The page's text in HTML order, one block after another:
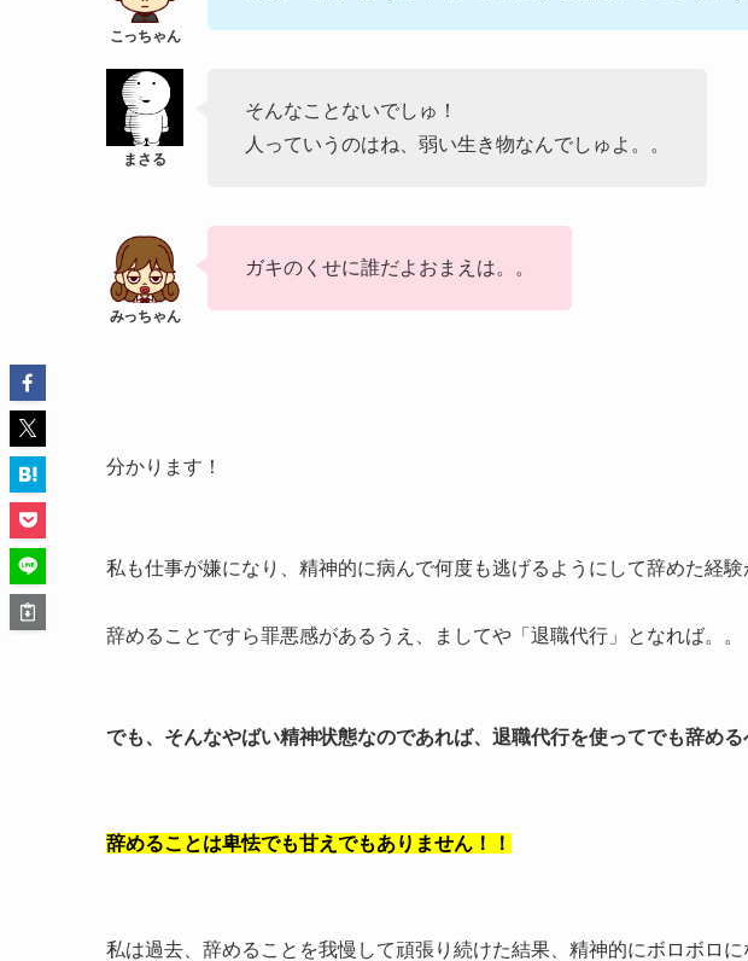
そんなことないでしゅ！
人っていうのはね、弱い生き物なんでしゅよ。。
ガキのくせに誰だよおまえは。。
分かります！
私も仕事が嫌になり、精神的に病んで何度も逃げるようにして辞めた経験
辞めることですら罪悪感があるうえ、ましてや「退職代行」となれば。。
でも、そんなやばい精神状態なのであれば、退職代行を使ってでも辞める
辞めることは卑怯でも甘えでもありません！！
私は過去、辞めることを我慢して頑張り続けた結果、精神的にボロボロに